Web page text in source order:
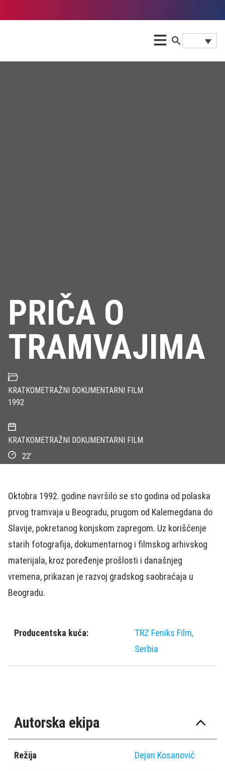
PRIČA O
TRAMVAJIMA
KRATKOMETRAŽNI DOKUMENTARNI FILM
1992
KRATKOMETRAŽNI DOKUMENTARNI FILM
22’
Oktobra 1992. godine navršilo se sto godina od polaska
prvog tramvaja u Beogradu, prugom od Kalemegdana do
Slavije, pokretanog konjskom zapregom. Uz korišćenje
starih fotografija, dokumentarnog i filmskog arhivskog
materijala, kroz poređenje prošlosti i današnjeg
vremena, prikazan je razvoj gradskog saobraćaja u
Beogradu.
Producentska kuća:
TRZ Feniks Film,
Serbia
Autorska ekipa
Režija Dejan Kosanović